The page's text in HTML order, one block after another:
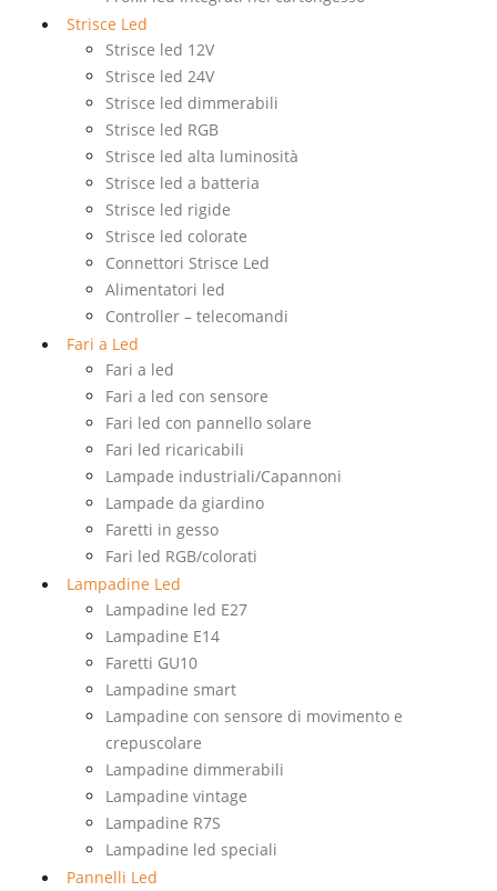
Strisce Led
Strisce led 12V
Strisce led 24V
Strisce led dimmerabili
Strisce led RGB
Strisce led alta luminosità
Strisce led a batteria
Strisce led rigide
Strisce led colorate
Connettori Strisce Led
Alimentatori led
Controller – telecomandi
Fari a Led
Fari a led
Fari a led con sensore
Fari led con pannello solare
Fari led ricaricabili
Lampade industriali/Capannoni
Lampade da giardino
Faretti in gesso
Fari led RGB/colorati
Lampadine Led
Lampadine led E27
Lampadine E14
Faretti GU10
Lampadine smart
Lampadine con sensore di movimento e
crepuscolare
Lampadine dimmerabili
Lampadine vintage
Lampadine R7S
Lampadine led speciali
Pannelli Led